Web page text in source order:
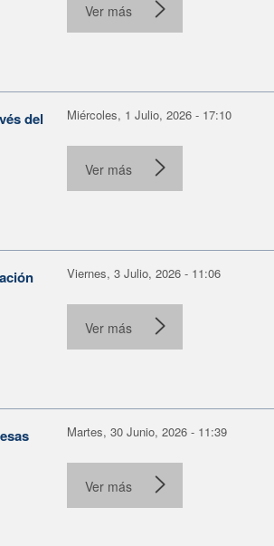
Ver más
del
Miércoles, 1 Julio, 2026 - 17:10
Ver más
Viernes, 3 Julio, 2026 - 11:06
Ver más
Martes, 30 Junio, 2026 - 11:39
Ver más